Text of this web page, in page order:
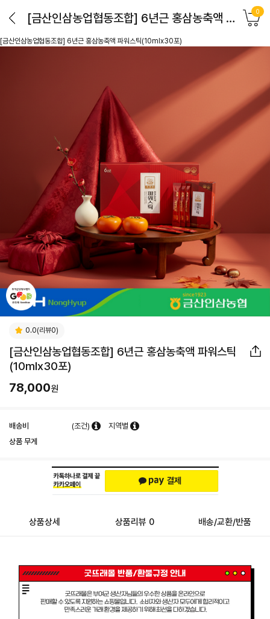
[금산인삼농업협동조합] 6년근 홍삼농축액 파워스틱(10mlx30포) 0
[금산인삼농업협동조합] 6년근 홍삼농축액 파워스틱(10mlx30포)
0.0(리뷰0)
[금산인삼농업협동조합] 6년근 홍삼농축액 파워스틱
(10mlx30포)
78,000원
배송비 (조건)
지역별
상품 무게
상품상세 상품리뷰 0 배송/교환/반품